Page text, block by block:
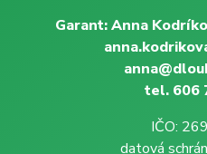
Garant: Anna
tel. 606
IČO:
datová